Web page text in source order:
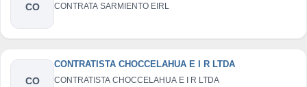
CO CONTRATA SARMIENTO EIRL
CO
CONTRATISTA CHOCCELAHUA E I R LTDA
CONTRATISTA CHOCCELAHUA E I R LTDA